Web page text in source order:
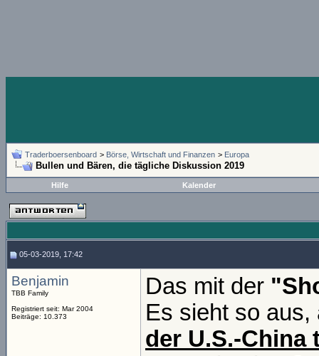
Traderboersenboard > Börse, Wirtschaft und Finanzen > Europa
Bullen und Bären, die tägliche Diskussion 2019
Hilfe Kalender
05-03-2019, 17:42
Benjamin
TBB Family
Registriert seit: Mar 2004
Beiträge: 10.373
Das mit der
Es sieht so
der U.S.-China